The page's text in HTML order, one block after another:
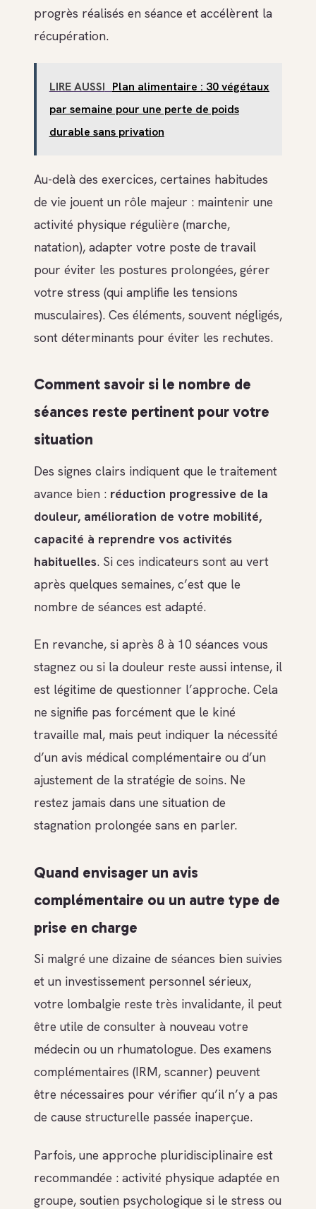
progrès réalisés en séance et accélèrent la
récupération.
LIRE AUSSI Plan alimentaire : 30 végétaux
par semaine pour une perte de poids
durable sans privation
Au-delà des exercices, certaines habitudes
de vie jouent un rôle majeur : maintenir une
activité physique régulière (marche,
natation), adapter votre poste de travail
pour éviter les postures prolongées, gérer
votre stress (qui amplifie les tensions
musculaires). Ces éléments, souvent négligés,
sont déterminants pour éviter les rechutes.
Comment savoir si le nombre de
séances reste pertinent pour votre
situation
Des signes clairs indiquent que le traitement
avance bien : réduction progressive de la
douleur, amélioration de votre mobilité,
capacité à reprendre vos activités
habituelles. Si ces indicateurs sont au vert
après quelques semaines, c’est que le
nombre de séances est adapté.
En revanche, si après 8 à 10 séances vous
stagnez ou si la douleur reste aussi intense, il
est légitime de questionner l’approche. Cela
ne signifie pas forcément que le kiné
travaille mal, mais peut indiquer la nécessité
d’un avis médical complémentaire ou d’un
ajustement de la stratégie de soins. Ne
restez jamais dans une situation de
stagnation prolongée sans en parler.
Quand envisager un avis
complémentaire ou un autre type de
prise en charge
Si malgré une dizaine de séances bien suivies
et un investissement personnel sérieux,
votre lombalgie reste très invalidante, il peut
être utile de consulter à nouveau votre
médecin ou un rhumatologue. Des examens
complémentaires (IRM, scanner) peuvent
être nécessaires pour vérifier qu’il n’y a pas
de cause structurelle passée inaperçue.
Parfois, une approche pluridisciplinaire est
recommandée : activité physique adaptée en
groupe, soutien psychologique si le stress ou